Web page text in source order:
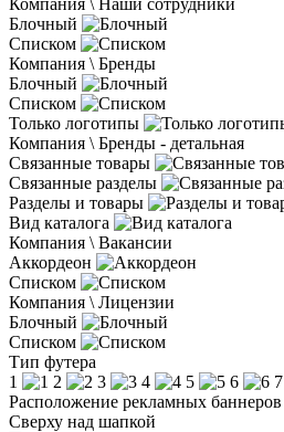
Компания \ Наши сотрудники
Блочный
Списком
Компания \ Бренды
Блочный
Списком
Только логотипы
Компания \ Бренды - детальная
Связанные товары
Связанные разделы
Разделы и товары
Вид каталога
Компания \ Вакансии
Аккордеон
Списком
Компания \ Лицензии
Блочный
Списком
Тип футера
1
2 3 4 5 6
7
Расположение рекламных баннеров
Сверху над шапкой